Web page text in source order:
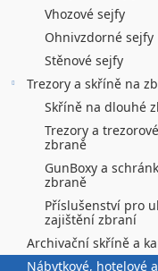
n
Vhozové sejfy
Ohnivzdorné sejfy
Stěnové sejfy
Trezory a skříně na
Skříně na dlouhé
Trezory a
zbraně
GunBoxy a
zbraně
Příslušenství pro
zajištění zbraní
Archivační skříně a
Nábytkové, hotelové